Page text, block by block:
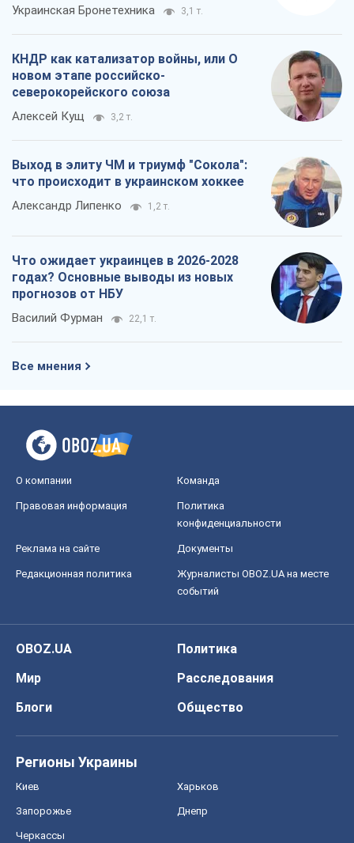
Украинская Бронетехника 3,1 т.
КНДР как катализатор войны, или О
новом этапе российско-
северокорейского союза
Алексей Кущ 3,2 т.
Выход в элиту ЧМ и триумф "Сокола":
что происходит в украинском хоккее
Александр Липенко 1,2 т.
Что ожидает украинцев в 2026-2028
годах? Основные выводы из новых
прогнозов от НБУ
Василий Фурман 22,1 т.
Все мнения
О компании Команда
Правовая информация
Политика
конфиденциальности
Реклама на сайте Документы
Редакционная политика
Журналисты OBOZ.UA на месте
событий
OBOZ.UA
Политика
Мир
Расследования
Блоги
Общество
Регионы Украины
Киев Харьков
Запорожье Днепр
Черкассы